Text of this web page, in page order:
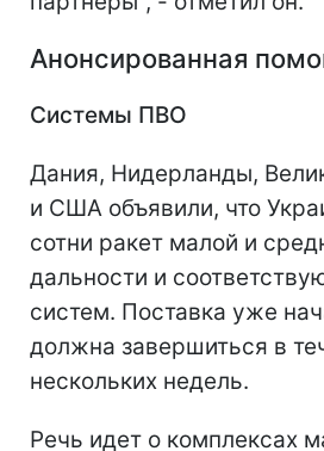
Анонсированная
Системы ПВО
Дания, Нидерланды,
и США объявили, что
сотни ракет малой и
дальности и
систем. Поставка уже
должна завершиться в
нескольких недель.
Речь идет о комплексах